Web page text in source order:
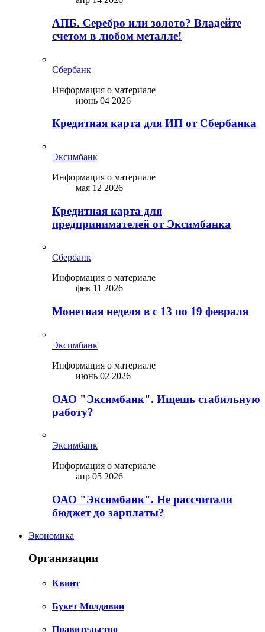
АПБ. Серебро или золото? Владейте
счетом в любом металле!
Сбербанк
Информация о материале
июнь 04 2026
Кредитная карта для ИП от Сбербанка
Эксимбанк
Информация о материале
мая 12 2026
Кредитная карта для
предпринимателей от Эксимбанка
Сбербанк
Информация о материале
фев 11 2026
Монетная неделя в с 13 по 19 февраля
Эксимбанк
Информация о материале
июнь 02 2026
ОАО "Эксимбанк". Ищешь стабильную
работу?
Эксимбанк
Информация о материале
апр 05 2026
ОАО "Эксимбанк". Не рассчитали
бюджет до зарплаты?
Экономика
Организации
Квинт
Букет Молдавии
Правительство